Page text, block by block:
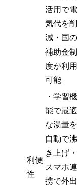
活用で電
気代を削
減・国の
補助金制
度が利用
可能
利便
性
・学習機
能で最適
な湯量を
自動で沸
き上げ・
スマホ連
携で外出